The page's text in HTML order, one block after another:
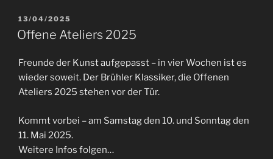
VERÖFFENTLICHT
AM
13/04/2025
Offene Ateliers 2025
Freunde der Kunst aufgepasst – in vier Wochen ist es
wieder soweit. Der Brühler Klassiker, die Offenen
Ateliers 2025 stehen vor der Tür.
Kommt vorbei – am Samstag den 10. und Sonntag den
11. Mai 2025.
Weitere Infos folgen…